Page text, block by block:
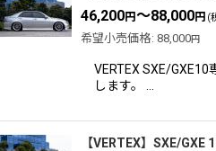
46,200円～88,000円 (
希望小売価格: 88,000円
VERTEX SXE/
します。 …
【VERTEX】SXE/